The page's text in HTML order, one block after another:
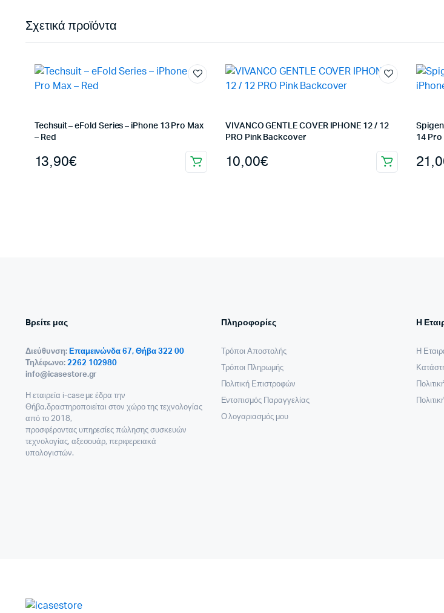
Σχετικά προϊόντα
Techsuit – eFold Series – iPhone 13 Pro Max
– Red
13,90€
VIVANCO GENTLE COVER IPHONE 12 / 12
PRO Pink Backcover
10,00€
14 Pro
Bρείτε μας
Διεύθυνση: Επαμεινώνδα 67, Θήβα 322 00
Τηλέφωνο: 2262 102980
info@icasestore.gr
Η εταιρεία i-case με έδρα την
Θήβα,δραστηροποιείται στον χώρο της τεχνολογίας
από το 2018,
προσφέροντας υπηρεσίες πώλησης συσκευών
τεχνολογίας, αξεσουάρ, περιφερειακά
υπολογιστών.
Πληροφορίες
Τρόποι Αποστολής
Τρόποι Πληρωμής
Πολιτική Επιστροφών
Εντοπισμός Παραγγελίας
Ο λογαριασμός μου
Η
Η